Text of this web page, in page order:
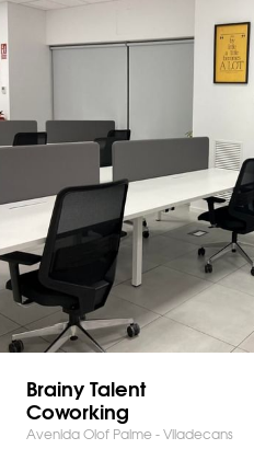
Brainy Talent
Coworking
Avenida Olof Palme - Viladecans